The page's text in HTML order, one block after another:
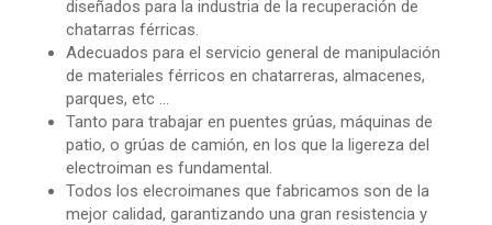
diseñados para la industria de la recuperación de
chatarras férricas.
Adecuados para el servicio general de manipulación
de materiales férricos en chatarreras, almacenes,
parques, etc …
Tanto para trabajar en puentes grúas, máquinas de
patio, o grúas de camión, en los que la ligereza del
electroiman es fundamental.
Todos los elecroimanes que fabricamos son de la
mejor calidad, garantizando una gran resistencia y